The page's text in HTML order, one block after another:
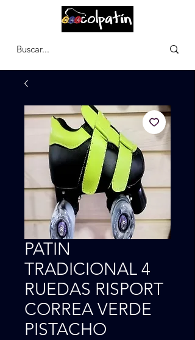
PATIN
TRADICIONAL 4
RUEDAS RISPORT
CORREA VERDE
PISTACHO